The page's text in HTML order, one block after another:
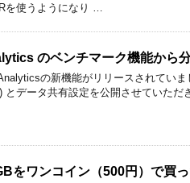
を使うようになり …
のベンチマーク機能から
の新機能がリリースされてい
とデータ共有設定を公開させていた
をワンコイン（500円）で買っ